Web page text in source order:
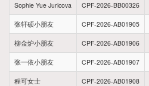
Sophie Yue Juricova CPF-2026-BB00326
张轩硕小朋友 CPF-2026-AB01905
柳金炉小朋友 CPF-2026-AB01906
张一依小朋友 CPF-2026-AB01907
程可女士 CPF-2026-AB01908